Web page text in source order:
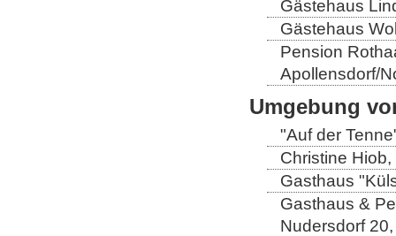
Gästehaus
Gästehaus
Pension
Apollensdorf/
Umgebung
"Auf der
Christine
Gasthaus
Gasthaus &
Nudersdorf